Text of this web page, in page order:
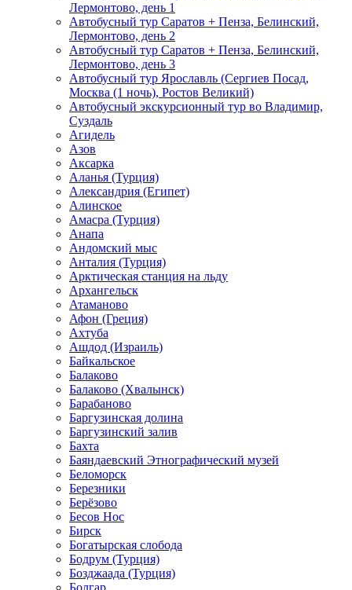
Лермонтово, день 1
Автобусный тур Саратов + Пенза, Белинский,
Лермонтово, день 2
Автобусный тур Саратов + Пенза, Белинский,
Лермонтово, день 3
Автобусный тур Ярославль (Сергиев Посад,
Москва (1 ночь), Ростов Великий)
Автобусный экскурсионный тур во Владимир,
Суздаль
Агидель
Азов
Аксарка
Аланья (Турция)
Александрия (Египет)
Алинское
Амасра (Турция)
Анапа
Андомский мыс
Анталия (Турция)
Арктическая станция на льду
Архангельск
Атаманово
Афон (Греция)
Ахтуба
Ашдод (Израиль)
Байкальское
Балаково
Балаково (Хвалынск)
Барабаново
Баргузинская долина
Баргузинский залив
Бахта
Баяндаевский Этнографический музей
Беломорск
Березники
Берёзово
Бесов Нос
Бирск
Богатырская слобода
Бодрум (Турция)
Бозджаада (Турция)
Болгар